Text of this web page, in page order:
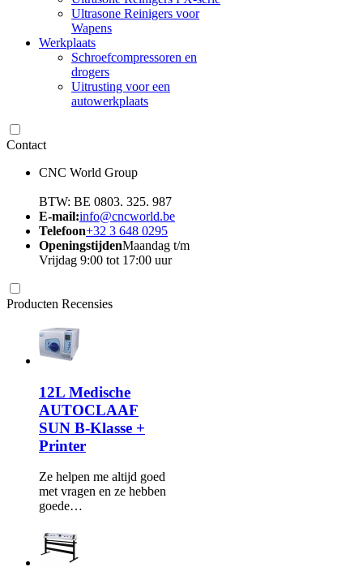
Ultrasone Reinigers voor
Wapens
Werkplaats
Schroefcompressoren en
drogers
Uitrusting voor een
autowerkplaats
Contact
CNC World Group
BTW: BE 0803. 325. 987
E-mail:info@cncworld.be
Telefoon+32 3 648 0295
OpeningstijdenMaandag t/m
Vrijdag 9:00 tot 17:00 uur
Producten Recensies
12L Medische
AUTOCLAAF
SUN B-Klasse +
Printer
Ze helpen me altijd goed
met vragen en ze hebben
goede…